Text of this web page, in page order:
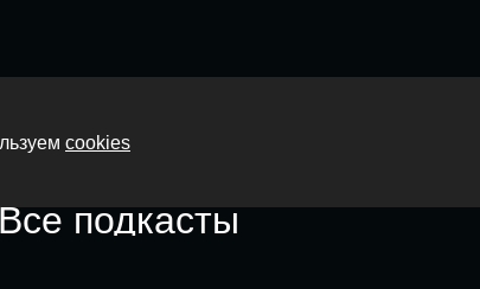
Главная
подкасты
cookies